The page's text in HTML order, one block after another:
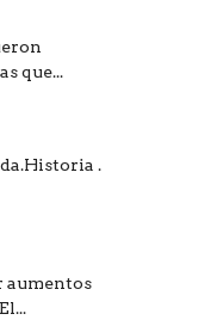
que...
.
aumentos